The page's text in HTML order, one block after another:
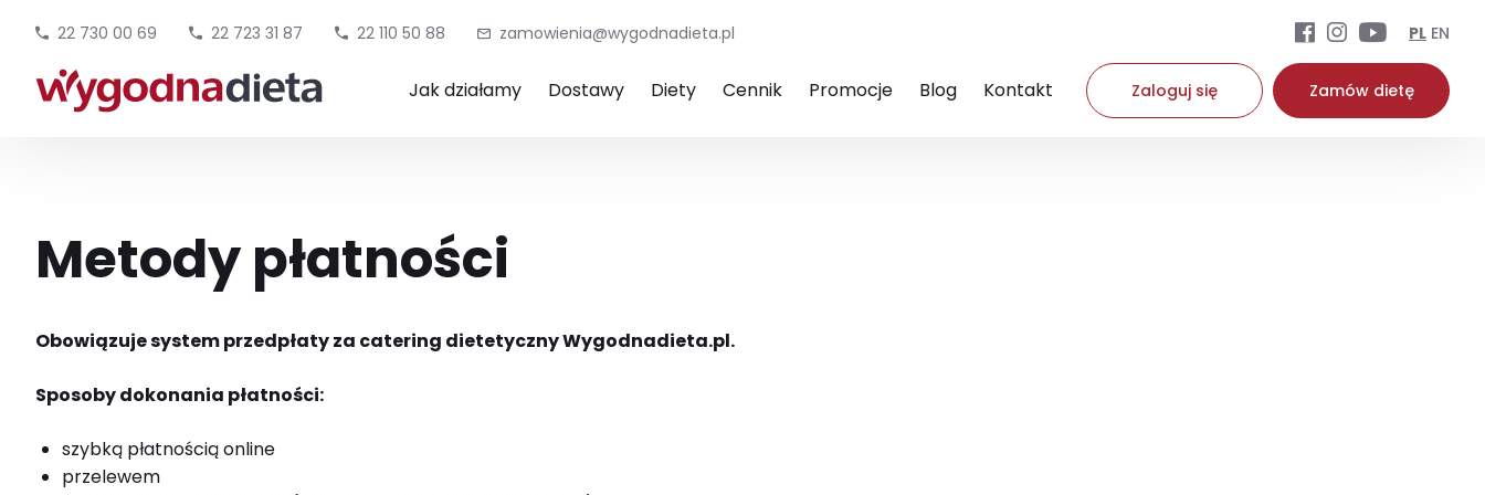
22 730 00 69 22 723 31 87 22 110 50 88 zamowienia@wygodnadieta.pl PL EN
Jak działamy Dostawy Diety Cennik Promocje Blog Kontakt Zaloguj się Zamów dietę
Metody płatności
Obowiązuje system przedpłaty za catering dietetyczny Wygodnadieta.pl.
Sposoby dokonania płatności:
szybką płatnością online
przelewem